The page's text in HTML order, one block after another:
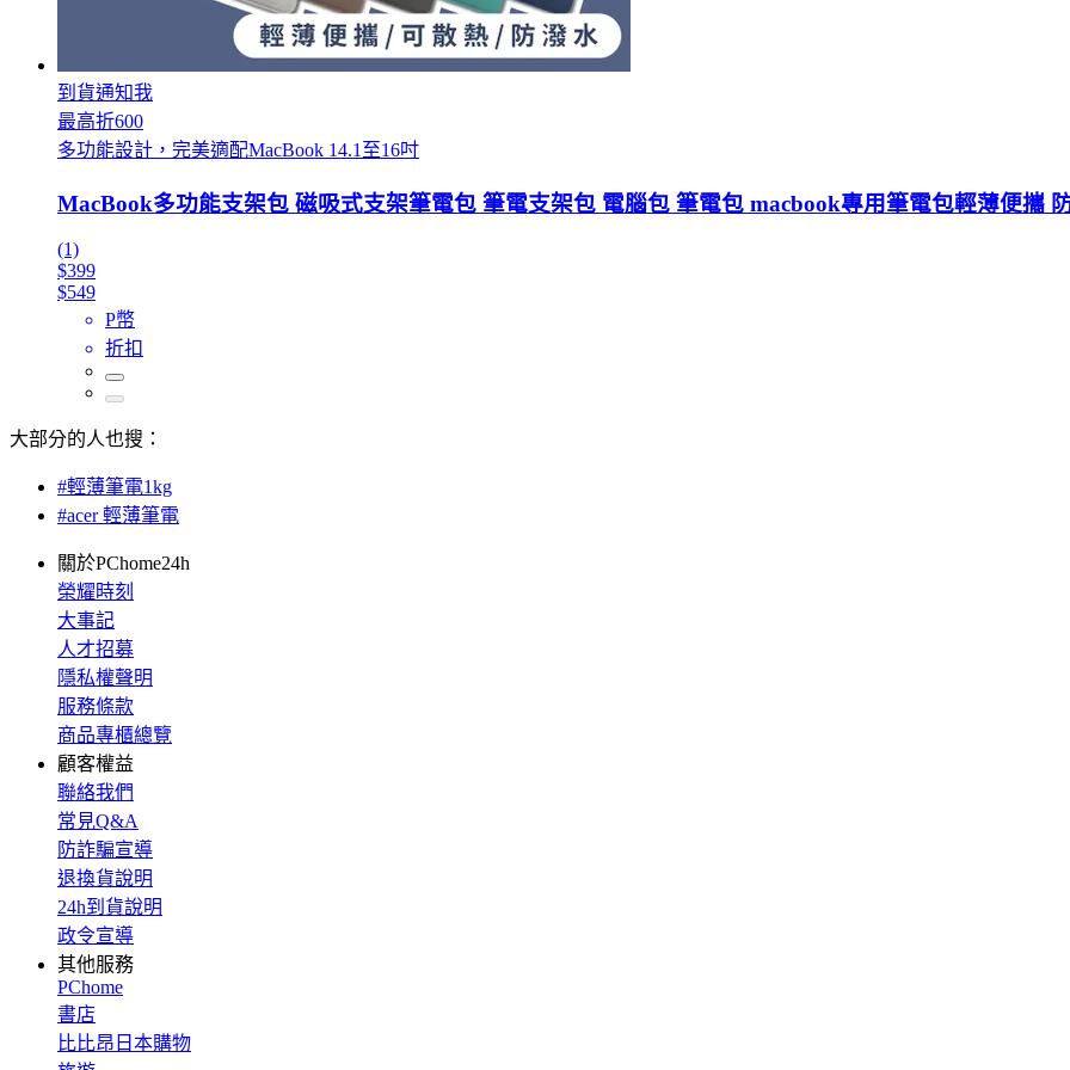
到貨通知我
最高折600
多功能設計，完美適配MacBook 14.1至16吋
MacBook多功能支架包 磁吸式支架筆電包 筆電支架包 電腦包 筆電包 macbook專用筆電包輕薄便攜
(1)
$399
$549
P幣
折扣
大部分的人也搜：
#輕薄筆電1kg
#acer 輕薄筆電
關於PChome24h
榮耀時刻
大事記
人才招募
隱私權聲明
服務條款
商品專櫃總覽
顧客權益
聯絡我們
常見Q&A
防詐騙宣導
退換貨說明
24h到貨說明
政令宣導
其他服務
PChome
書店
比比昂日本購物